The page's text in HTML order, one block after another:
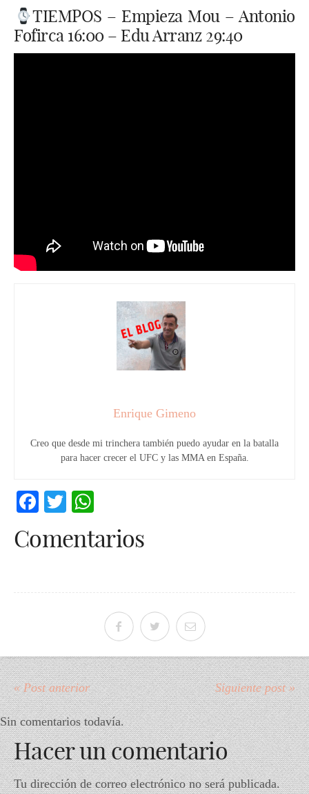
TIEMPOS – Empieza Mou – Antonio
Fofirca 16:00 – Edu Arranz 29:40
Enrique Gimeno
Creo que desde mi trinchera también puedo ayudar en la batalla
para hacer crecer el UFC y las MMA en España.
Facebook
Twitter
Comentarios
« Post anterior Siguiente post »
Sin comentarios todavía.
Hacer un comentario
Tu dirección de correo electrónico no será publicada.